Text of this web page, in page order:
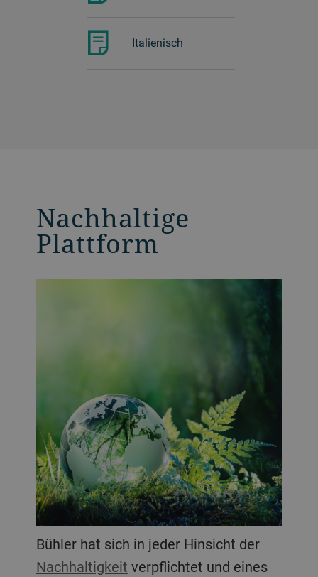
Italienisch
Nachhaltige
Plattform
Bühler hat sich in jeder Hinsicht der
Nachhaltigkeit verpflichtet und eines